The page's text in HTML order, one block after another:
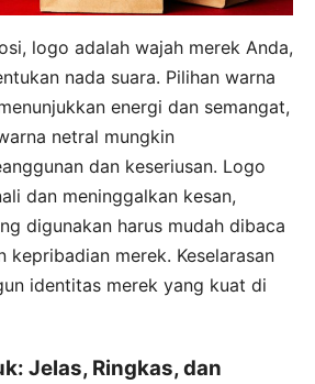
logo adalah wajah merek Anda,
nada suara. Pilihan warna
energi dan semangat,
netral mungkin
dan keseriusan. Logo
dan meninggalkan kesan,
digunakan harus mudah dibaca
kepribadian merek. Keselarasan
identitas merek yang kuat di
Jelas, Ringkas, dan